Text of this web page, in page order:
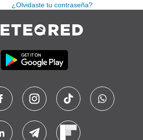
¿Olvidaste tu contraseña?